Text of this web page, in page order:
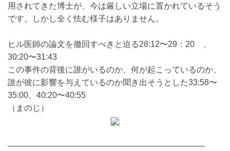
用されてきた博士が、今は厳しい立場に置かれているそう
です。しかし全く怯む様子はありません。
ヒル医師の論文を撤回すべきと迫る28:12〜29：20 、
30:20〜31:43
この事件の背後に誰がいるのか、何が起こっているのか、
誰が彼に影響を与えているのか聞き出そうとした33:58〜
35:00、40:20〜40:55
（まのじ）
————————————————————————